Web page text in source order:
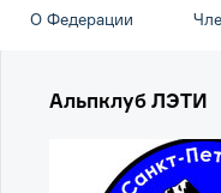
О Федерации
Альпклуб ЛЭТИ